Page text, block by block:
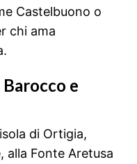
Castelbuono o
chi ama
e
di Ortigia,
alla Fonte Aretusa